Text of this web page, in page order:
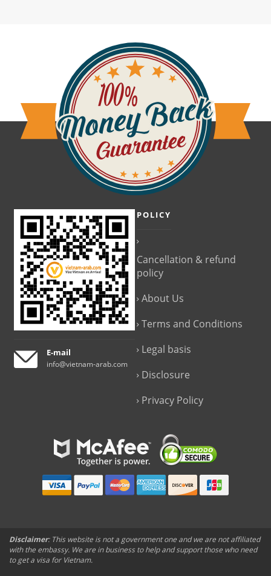
E-mail
info@vietnam-arab.com
POLICY
Cancellation & refund
policy
About Us
Terms and Conditions
Legal basis
Disclosure
Privacy Policy
Disclaimer: This website is not a government one and we are not affiliated
with the embassy. We are in business to help and support those who need
to get a visa for Vietnam.